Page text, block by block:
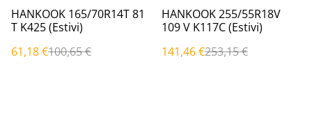
%
HANKOOK 165/70R14T 81
T K425 (Estivi)
61,18 €100,65 €
%
HANKOOK 255/55R18V
109 V K117C (Estivi)
141,46 €253,15 €